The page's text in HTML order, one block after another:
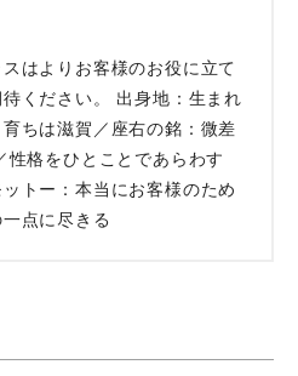
はよりお客様のお役に立て
ください。 出身地：生まれ
ちは滋賀／座右の銘：微差
性格をひとことであらわす
トー：本当にお客様のため
点に尽きる